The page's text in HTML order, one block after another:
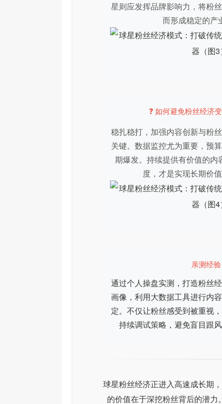
星则应发挥品牌影响力，将粉
而形成稳定的产
❓ 如何避免粉丝经济
稳扎稳打，加强内容创新与粉
关键。数据监控尤为重要，预
期爆发。持续提供有价值的内
度，才是实现长期价
亲测经
通过个人操盘实测，打造粉丝
画像，利用大数据工具进行内
定。不仅让粉丝感受到被重视
持续调试策略，避免盲目跟
球星粉丝经济正进入高速成长期
的价值在于深挖粉丝背后的潜